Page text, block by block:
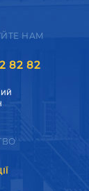
НАМ
82 82